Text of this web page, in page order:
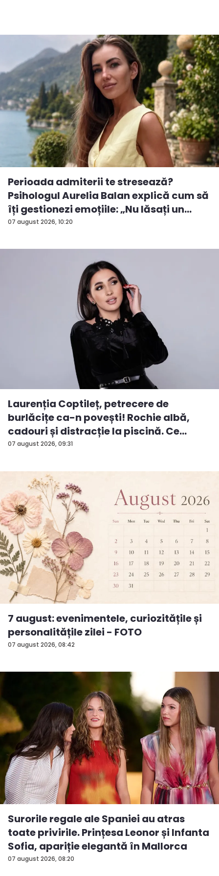
07 august 2026, 10:20
Perioada admiterii te stresează?
Psihologul Aurelia Balan explică cum să
îți gestionezi emoțiile: „Nu lăsați un
rezu...
07 august 2026, 09:31
Laurenția Coptileț, petrecere de
burlăcițe ca-n povești! Rochie albă,
cadouri și distracție la piscină. Ce
surp...
07 august 2026, 08:42
7 august: evenimentele, curiozitățile și
personalitățile zilei - FOTO
07 august 2026, 08:20
Surorile regale ale Spaniei au atras
toate privirile. Prințesa Leonor și Infanta
Sofia, apariție elegantă în Mallorca